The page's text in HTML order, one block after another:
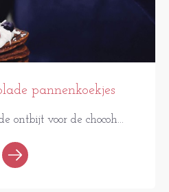
pannenkoekjes
ontbijt voor de chocoh...